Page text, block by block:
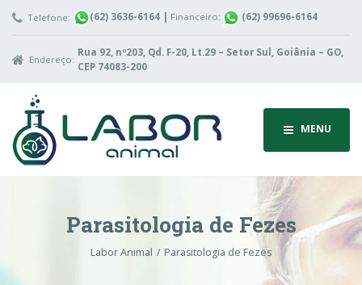
Telefone: (62) 3636-6164 | Financeiro: (62) 99696-6164
Endereço:
Rua 92, nº203, Qd. F-20, Lt.29 – Setor Sul, Goiânia – GO,
CEP 74083-200
MENU
Parasitologia de Fezes
Labor Animal Parasitologia de Fezes